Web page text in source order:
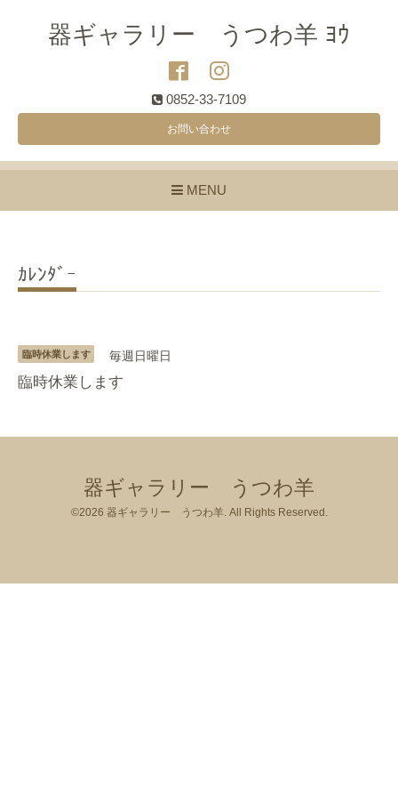
器ギャラリー うつわ羊 ﾖｳ
0852-33-7109
お問い合わせ
MENU
ｶﾚﾝﾀﾞｰ
臨時休業します 毎週日曜日
臨時休業します
器ギャラリー うつわ羊
©2026 器ギャラリー うつわ羊. All Rights Reserved.